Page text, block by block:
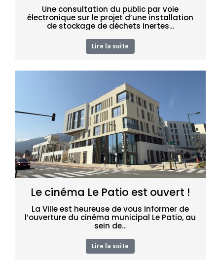
Une consultation du public par voie
électronique sur le projet d’une installation
de stockage de déchets inertes…
Lire la suite
Le cinéma Le Patio est ouvert !
La Ville est heureuse de vous informer de
l’ouverture du cinéma municipal Le Patio, au
sein de…
Lire la suite